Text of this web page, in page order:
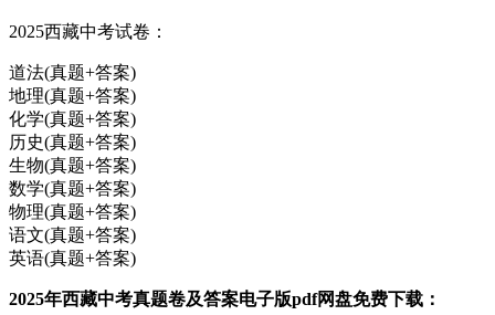
2025西藏中考试卷：
道法(真题+答案)
地理(真题+答案)
化学(真题+答案)
历史(真题+答案)
生物(真题+答案)
数学(真题+答案)
物理(真题+答案)
语文(真题+答案)
英语(真题+答案)
2025年西藏中考真题卷及答案电子版pdf网盘免费下载：